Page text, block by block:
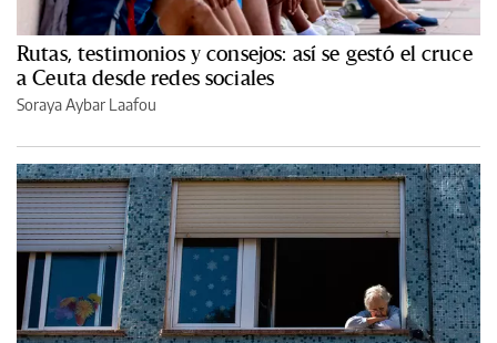
Rutas, testimonios y consejos: así se gestó el cruce
a Ceuta desde redes sociales
Soraya Aybar Laafou